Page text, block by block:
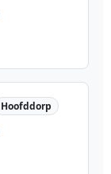
Hoofddorp